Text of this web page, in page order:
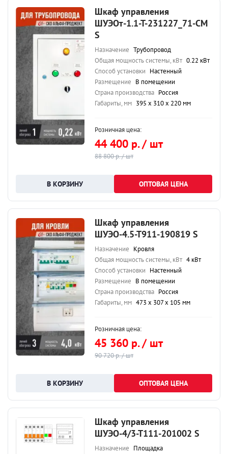
Шкаф управления
ШУЭОт-1.1-Т-231227_71-СМ
S
Назначение Трубопровод
Общая мощность системы, кВт 0.22 кВт
Способ установки Настенный
Размещение В помещении
Страна производства Россия
Габариты, мм 395 х 310 х 220 мм
Розничная цена:
44 400 р. / шт
88 800 р. / шт
ОПТОВАЯ ЦЕНА
Шкаф управления
ШУЭО-4.5-Т911-190819 S
Назначение Кровля
Общая мощность системы, кВт 4 кВт
Способ установки Настенный
Размещение В помещении
Страна производства Россия
Габариты, мм 473 х 307 х 105 мм
Розничная цена:
45 360 р. / шт
90 720 р. / шт
ОПТОВАЯ ЦЕНА
Шкаф управления
ШУЭО-4/3-Т111-201002 S
Назначение Площадка